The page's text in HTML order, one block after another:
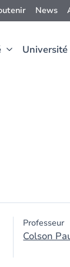
News
Université
Professeur
Colson